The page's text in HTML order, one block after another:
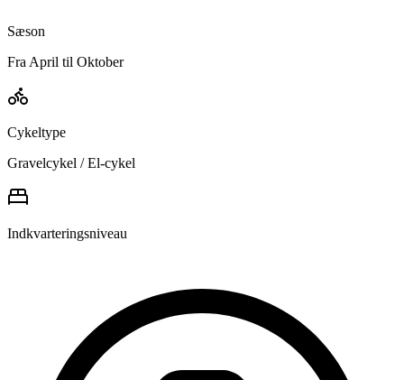
Sæson
Fra April til Oktober
Cykeltype
Gravelcykel / El-cykel
Indkvarteringsniveau